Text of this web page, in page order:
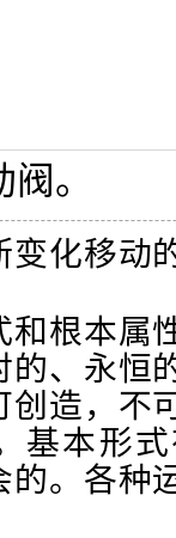
。
化移动
根本属
的、永恒
创造，不
基本形
的。各种